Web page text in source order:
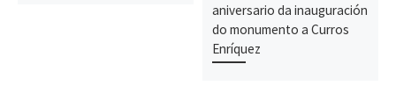
aniversario da inauguración
do monumento a Curros
Enríquez